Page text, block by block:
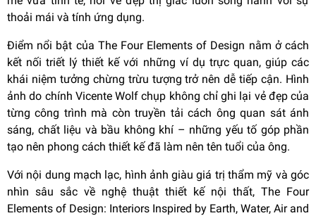
thoải mái và tính ứng dụng.
Điểm nổi bật của The Four Elements of Design nằm ở cách
kết nối triết lý thiết kế với những ví dụ trực quan, giúp các
khái niệm tưởng chừng trừu tượng trở nên dễ tiếp cận. Hình
ảnh do chính Vicente Wolf chụp không chỉ ghi lại vẻ đẹp của
từng công trình mà còn truyền tải cách ông quan sát ánh
sáng, chất liệu và bầu không khí – những yếu tố góp phần
tạo nên phong cách thiết kế đã làm nên tên tuổi của ông.
Với nội dung mạch lạc, hình ảnh giàu giá trị thẩm mỹ và góc
nhìn sâu sắc về nghệ thuật thiết kế nội thất, The Four
Elements of Design: Interiors Inspired by Earth, Water, Air and